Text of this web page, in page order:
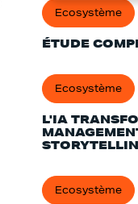
Ecosystème
ÉTUDE
Ecosystème
L'IA
Ecosystème